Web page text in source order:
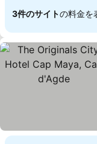
3件のサイトの料金を